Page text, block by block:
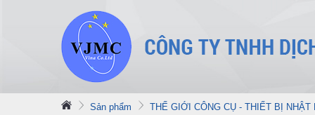
Sản phẩm THẾ GIỚI CÔNG CỤ - THIẾT BỊ NHẬT